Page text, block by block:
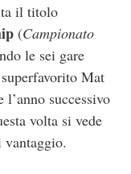
il titolo
(Campionato
le sei gare
Mat
successivo
volta si vede